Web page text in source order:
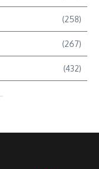
(258)
(267)
(432)